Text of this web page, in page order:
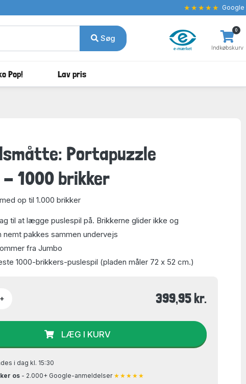
★★★★★ Google
Søg
Indkøbskurv
0
Pop! Lav pris
Portapuzzle
1000 brikker
op til 1.000 brikker
til at lægge puslespil på. Brikkerne glider ikke og
nemt pakkes sammen undervejs
fra Jumbo
1000-brikkers-puslespil (pladen måler 72 x 52 cm.)
+ 399,95 kr.
LÆG I KURV
i dag kl. 15:30
os - 2.000+ Google-anmeldelser ★★★★★